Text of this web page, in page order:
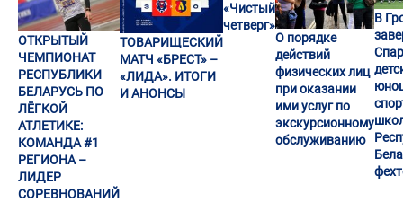
ОТКРЫТЫЙ
ЧЕМПИОНАТ
РЕСПУБЛИКИ
БЕЛАРУСЬ ПО
ЛЁГКОЙ
АТЛЕТИКЕ:
КОМАНДА #1
РЕГИОНА –
ЛИДЕР
СОРЕВНОВАНИЙ
ТОВАРИЩЕСКИЙ
МАТЧ «БРЕСТ» –
«ЛИДА». ИТОГИ
И АНОНСЫ
«Чистый
четверг»
О порядке
действий
физических лиц
при оказании
ими услуг по
экскурсионному
обслуживанию
В